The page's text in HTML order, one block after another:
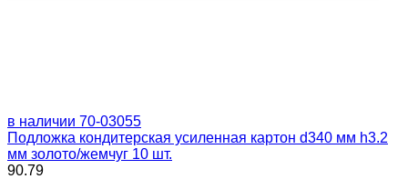
в наличии 70-03055
Подложка кондитерская усиленная картон d340 мм h3.2
мм золото/жемчуг 10 шт.
90.79